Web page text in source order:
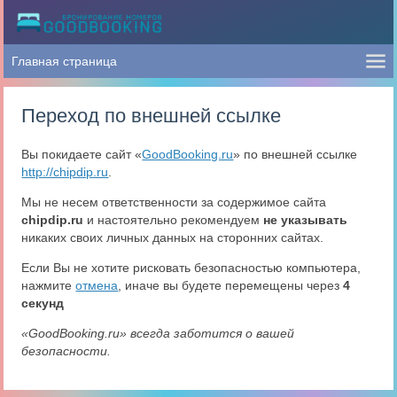
Переход по внешней ссылке
Вы покидаете сайт «GoodBooking.ru» по внешней ссылке
http://chipdip.ru
Мы не несем ответственности за содержимое сайта
chipdip.ru и настоятельно рекомендуем не указывать
никаких своих личных данных на сторонних сайтах.
Если Вы не хотите рисковать безопасностью компьютера,
нажмитеотмена , иначе вы будете перемещены через4
секунд
«GoodBooking.ru» всегда заботится о вашей
безопасности.